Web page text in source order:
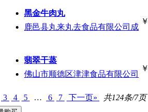
黑金牛肉丸
鹿邑县丸来丸去食品有限公司成
￥
翡翠干蒸
佛山市顺德区津津食品有限公司
￥
3 4 5 … 6 7 下一页» 共124条/7页